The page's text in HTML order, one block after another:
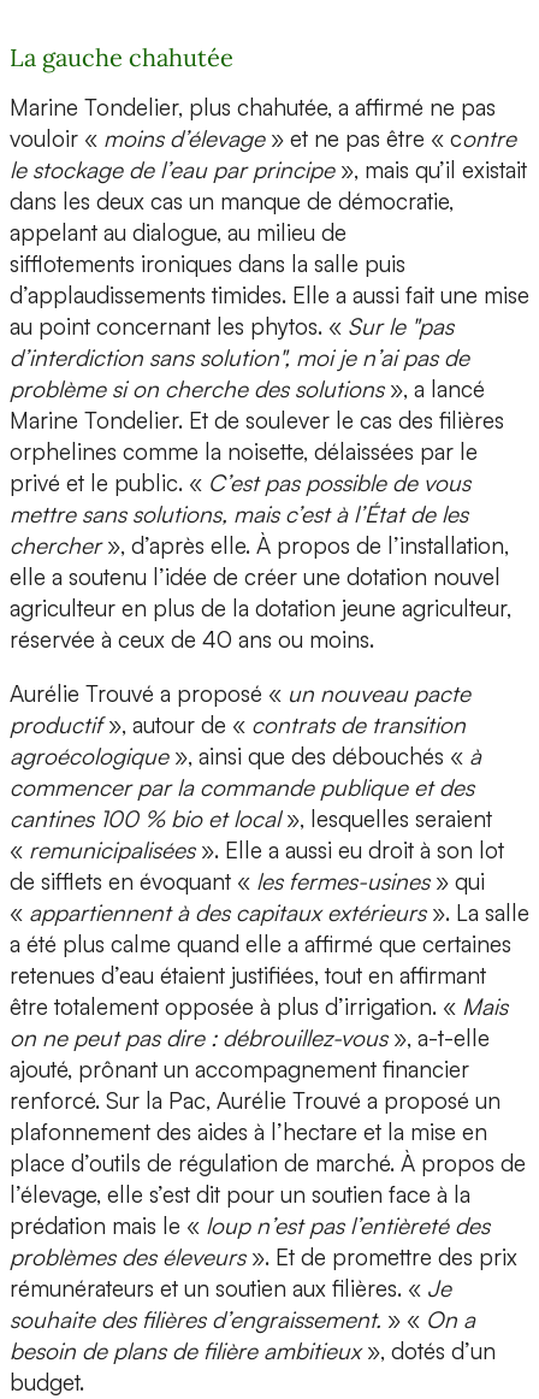
La gauche chahutée
Marine Tondelier, plus chahutée, a affirmé ne pas
vouloir « moins d’élevage» et ne pas être « contre
le stockage de l’eau par principe», mais qu’il existait
dans les deux cas un manque de démocratie,
appelant au dialogue, au milieu de
sifflotements ironiques dans la salle puis
d’applaudissements timides. Elle a aussi fait une mise
au point concernant les phytos. « Sur le "pas
d’interdiction sans solution", moi je n’ai pas de
problème si on cherche des solutions», a lancé
Marine Tondelier. Et de soulever le cas des filières
orphelines comme la noisette, délaissées par le
privé et le public. « C’est pas possible de vous
mettre sans solutions, mais c’est à l’État de les
chercher», d’après elle. À propos de l’installation,
elle a soutenu l’idée de créer une dotation nouvel
agriculteur en plus de la dotation jeune agriculteur,
réservée à ceux de 40 ans ou moins.
Aurélie Trouvé a proposé « un nouveau pacte
productif», autour de « contrats de transition
agroécologique», ainsi que des débouchés « à
commencer par la commande publique et des
cantines 100 % bio et local», lesquelles seraient
« remunicipalisées ». Elle a aussi eu droit à son lot
de sifflets en évoquant « les fermes-usines» qui
« appartiennent à des capitaux extérieurs ». La salle
a été plus calme quand elle a affirmé que certaines
retenues d’eau étaient justifiées, tout en affirmant
être totalement opposée à plus d’irrigation. « Mais
on ne peut pas dire : débrouillez-vous», a-t-elle
ajouté, prônant un accompagnement financier
renforcé. Sur la Pac, Aurélie Trouvé a proposé un
plafonnement des aides à l’hectare et la mise en
place d’outils de régulation de marché. À propos de
l’élevage, elle s’est dit pour un soutien face à la
prédation mais le « loup n’est pas l’entièreté des
problèmes des éleveurs». Et de promettre des prix
rémunérateurs et un soutien aux filières. « Je
souhaite des filières d’engraissement. » « On a
besoin de plans de filière ambitieux», dotés d’un
budget.